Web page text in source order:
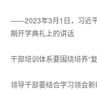
——2023年3月1日，习近
期开学典礼上的讲话
干部培训体系要围绕培养“
领导干部要结合学习领会